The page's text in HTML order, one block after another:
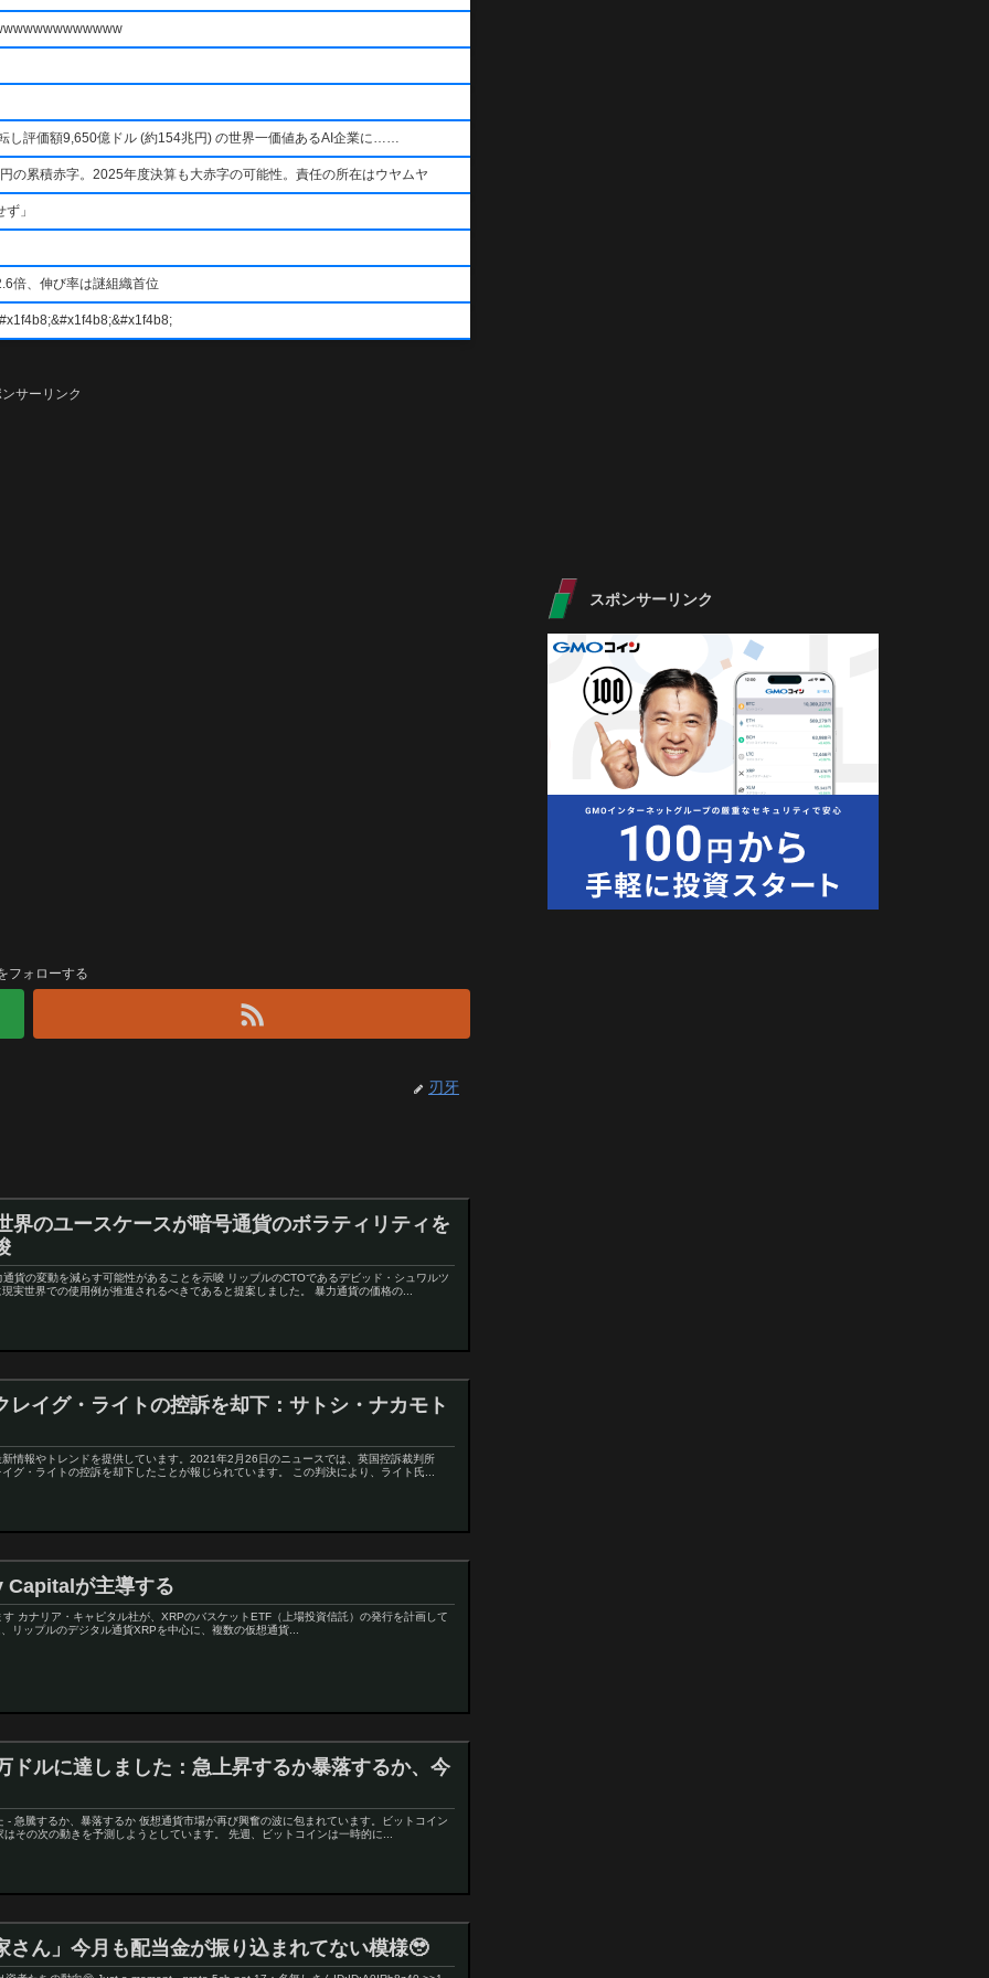
し評価額9,650億ドル (約154兆円) の世界一価値あるAI企業に……
の累積赤字。2025年度決算も大赤字の可能性。責任の所在はウヤムヤ
」
倍、伸び率は謎組織首位
サーリンク
フォローする
刃牙
界のユースケースが暗号通貨のボラティリティを
貨の変動を減らす可能性があることを示唆 リップルのCTOであるデビッド・シュワルツ
実世界での使用例が推進されるべきであると提案しました。 暴力通貨の価格の...
レイグ・ライトの控訴を却下：サトシ・ナカモト
情報やトレンドを提供しています。2021年2月26日のニュースでは、英国控訴裁判所
グ・ライトの控訴を却下したことが報じられています。 この判決により、ライト氏...
Capitalが主導する
カナリア・キャピタル社が、XRPのバスケットETF（上場投資信託）の発行を計画して
リップルのデジタル通貨XRPを中心に、複数の仮想通貨...
ドルに達しました：急上昇するか暴落するか、今
- 急騰するか、暴落するか 仮想通貨市場が再び興奮の波に包まれています。ビットコイン
その次の動きを予測しようとしています。 先週、ビットコインは一時的に...
さん」今月も配当金が振り込まれてない模様🥹
スポンサーリンク